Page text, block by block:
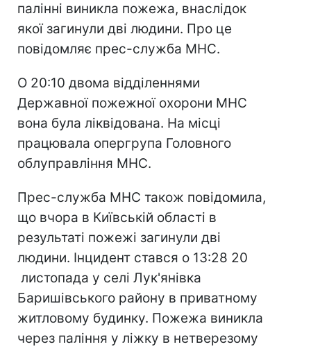
палінні виникла пожежа, внаслідок
якої загинули дві людини. Про це
повідомляє прес-служба МНС.
О 20:10 двома відділеннями
Державної пожежної охорони МНС
вона була ліквідована. На місці
працювала опергрупа Головного
облуправління МНС.
Прес-служба МНС також повідомила,
що вчора в Київській області в
результаті пожежі загинули дві
людини. Інцидент стався о 13:28 20
листопада у селі Лук'янівка
Баришівського району в приватному
житловому будинку. Пожежа виникла
через паління у ліжку в нетверезому